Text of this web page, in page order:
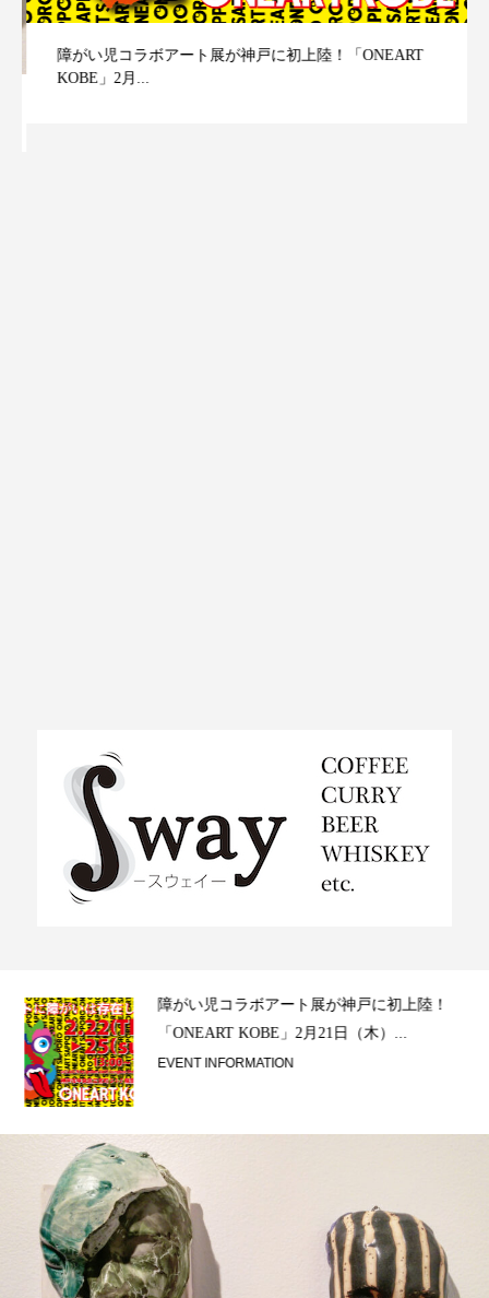
障がい児コラボアート展が神戸に初上陸！「ONEART
KOBE」2月...
障がい児コラボアート展が神戸に初上陸！
「ONEART KOBE」2月21日（木）...
EVENT INFORMATION